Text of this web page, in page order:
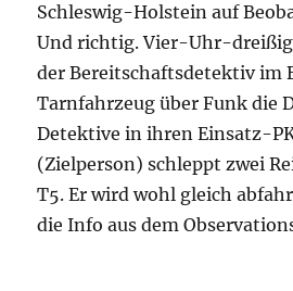
Schleswig-Holstein auf
Und richtig. Vier-Uhr-
der Bereitschaftsdetektiv im
Tarnfahrzeug über Funk die
Detektive in ihren Einsatz-
(Zielperson) schleppt zwei
T5. Er wird wohl gleich
die Info aus dem